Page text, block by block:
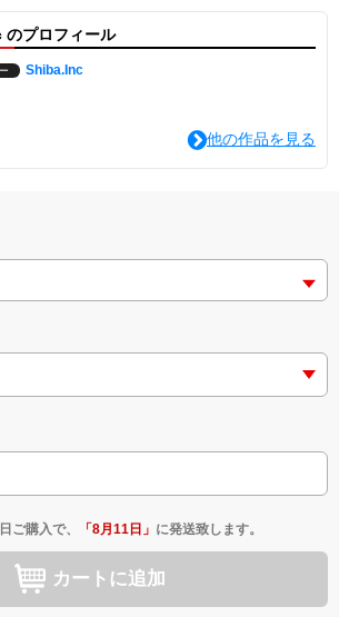
プロフィール
Shiba.Inc
他の作品を見る
ご購入で、 「8月11日 」 に発送致します。
カートに追加